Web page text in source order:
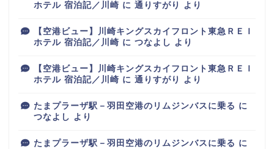
ホテル 宿泊記／川崎 に 通りすがり より
【空港ビュー】川崎キングスカイフロント東急ＲＥＩ
ホテル 宿泊記／川崎 に つなよし より
【空港ビュー】川崎キングスカイフロント東急ＲＥＩ
ホテル 宿泊記／川崎 に 通りすがり より
たまプラーザ駅－羽田空港のリムジンバスに乗る に
つなよし より
たまプラーザ駅－羽田空港のリムジンバスに乗る に